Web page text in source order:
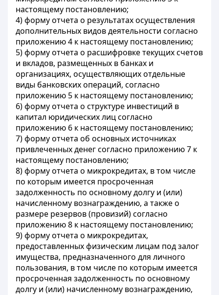
настоящему постановлению;
4) форму отчета о результатах осуществления
дополнительных видов деятельности согласно
приложению 4 к настоящему постановлению;
5) форму отчета о расшифровке текущих счетов
и вкладов, размещенных в банках и
организациях, осуществляющих отдельные
виды банковских операций, согласно
приложению 5 к настоящему постановлению;
6) форму отчета о структуре инвестиций в
капитал юридических лиц согласно
приложению 6 к настоящему постановлению;
7) форму отчета об основных источниках
привлеченных денег согласно приложению 7 к
настоящему постановлению;
8) форму отчета о микрокредитах, в том числе
по которым имеется просроченная
задолженность по основному долгу и (или)
начисленному вознаграждению, а также о
размере резервов (провизий) согласно
приложению 8 к настоящему постановлению;
9) форму отчета о микрокредитах,
предоставленных физическим лицам под залог
имущества, предназначенного для личного
пользования, в том числе по которым имеется
просроченная задолженность по основному
долгу и (или) начисленному вознаграждению,